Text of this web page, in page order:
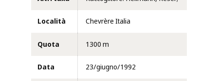
Località Chevrère Italia
Quota 1300 m
Data 23/giugno/1992